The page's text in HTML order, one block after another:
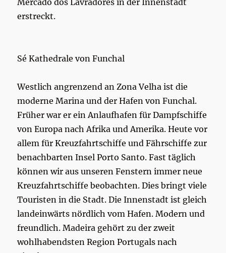
erstreckt.
Sé Kathedrale von Funchal
Westlich angrenzend an Zona Velha ist die
moderne Marina und der Hafen von Funchal.
Früher war er ein Anlaufhafen für Dampfschiffe
von Europa nach Afrika und Amerika. Heute vor
allem für Kreuzfahrtschiffe und Fährschiffe zur
benachbarten Insel Porto Santo. Fast täglich
können wir aus unseren Fenstern immer neue
Kreuzfahrtschiffe beobachten. Dies bringt viele
Touristen in die Stadt. Die Innenstadt ist gleich
landeinwärts nördlich vom Hafen. Modern und
freundlich. Madeira gehört zu der zweit
wohlhabendsten Region Portugals nach